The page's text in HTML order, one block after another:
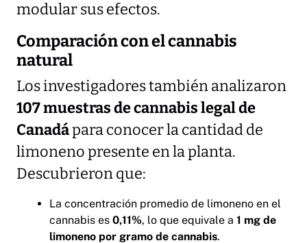
modular sus efectos.
Comparación con el cannabis
natural
Los investigadores también analizaron
107 muestras de cannabis legal de
Canadápara conocer la cantidad de
limoneno presente en la planta.
Descubrieron que:
La concentración promedio de limoneno en el
cannabis es 0,11%, lo que equivale a 1 mg de
limoneno por gramo de cannabis.